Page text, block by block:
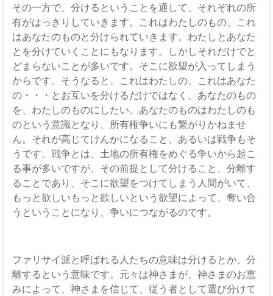
エ
ス・
キ
リ
ス
ト
の
父
な
る
神
その一方で、分けるということを通して、それぞれの所
有がはっきりしていきます。これはわたしのもの、これ
はあなたのものと分けられていきます。わたしとあなた
とを分けていくことにもなります。しかしそれだけでと
どまらないことが多いです。そこに欲望が入ってしまう
からです。そうなると、これはわたしの、これはあなた
の・・・とお互いを分けるだけではなく、あなたのもの
を、わたしのものにしたい、あなたのものはわたしのも
のという意識となり、所有権争いにも繋がりかねませ
ん。それが高じてけんかになること、あるいは戦争もそ
うです。戦争とは、土地の所有権をめぐる争いから起こ
る事が多いですが、その前提として分けること、分離す
ることであり、そこに欲望をつけてしまう人間がいて、
もっと欲しいもっと欲しいという欲望によって、奪い合
うということになり、争いにつながるのです。
ファリサイ派と呼ばれる人たちの意味は分けるとか、分
離するという意味です。元々は神さまが、神さまのお恵
みによって、神さまを信じて、従う者として選び分けて